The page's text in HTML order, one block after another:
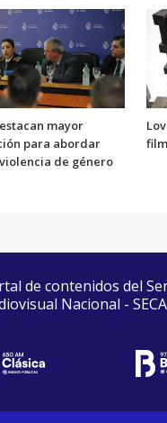
mayor
para abordar
de género
de contenidos del
Nacional -